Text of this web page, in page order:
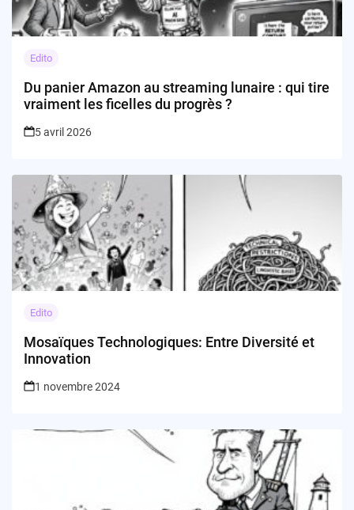
Edito
Du panier Amazon au streaming lunaire : qui tire
vraiment les ficelles du progrès ?
5 avril 2026
Edito
Mosaïques Technologiques: Entre Diversité et
Innovation
1 novembre 2024